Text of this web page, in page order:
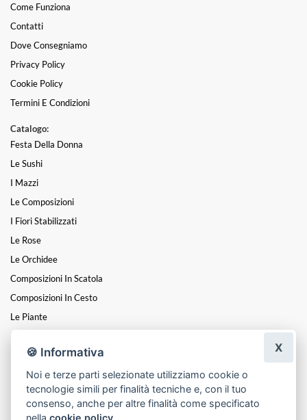
Come Funziona
Contatti
Dove Consegniamo
Privacy Policy
Cookie Policy
Termini E Condizioni
Catalogo:
Festa Della Donna
Le Sushi
I Mazzi
Le Composizioni
I Fiori Stabilizzati
Le Rose
Le Orchidee
Composizioni In Scatola
Composizioni In Cesto
Le Piante
Fiori A Steli
I Centrotavola
I Cuori
Funebre
🍪 Informativa
Noi e terze parti selezionate utilizziamo cookie o
tecnologie simili per finalità tecniche e, con il tuo
consenso, anche per altre finalità come specificato
nellacookie policy
X